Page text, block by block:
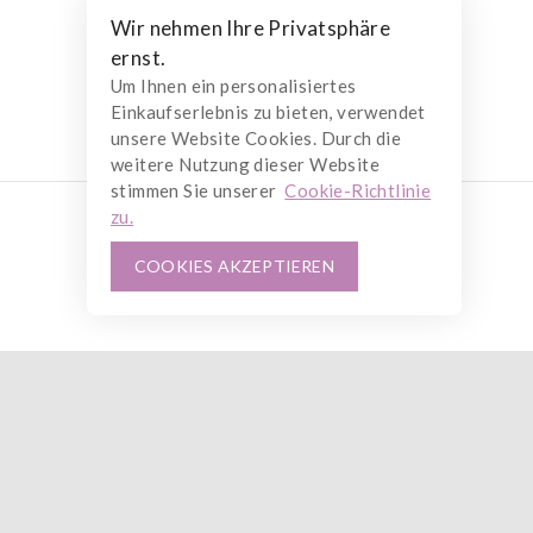
Wir nehmen Ihre Privatsphäre
ernst.
Um Ihnen ein personalisiertes
Einkaufserlebnis zu bieten, verwendet
unsere Website Cookies. Durch die
weitere Nutzung dieser Website
stimmen Sie unsererCookie-Richtlinie
zu.
COOKIES AKZEPTIEREN